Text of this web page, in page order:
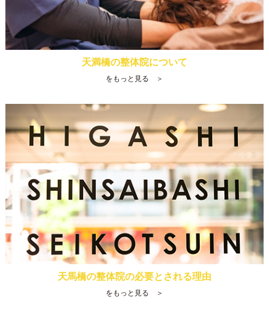
天満橋の整体院について
をもっと見る ＞
天馬橋の整体院の必要とされる理由
をもっと見る ＞